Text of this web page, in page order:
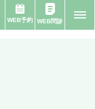
WEB予約 WEB問診